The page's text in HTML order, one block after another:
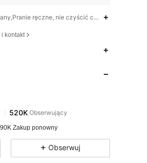
ręczne, nie czyścić chemicznie
i kontakt
dzień temu
Zakup ponowny
Obserwuj